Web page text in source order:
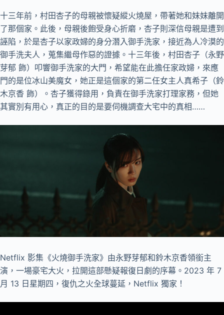
十三年前，村田杏子的母親被懷疑縱火燒屋，帶著她和妹妹離開
了那個家。此後，母親後飽受身心折磨，杏子則深信母親是遭到
誣陷，於是杏子以家政婦的身分潛入御手洗家，接近為人冷漠的
御手洗夫人，蒐集繼母作惡的證據。十三年後，村田杏子（永野
芽郁 飾）叩響御手洗家的大門，希望能在此擔任家政婦，來應
門的是位冰山美魔女，她正是這個家的第二任女主人真希子（鈴
木京香 飾）。杏子獲得錄用，負責在御手洗家打理家務，但她
其實別有用心，真正的目的是要伺機調查大宅中的真相……
Netflix 影集《火燒御手洗家》由永野芽郁和鈴木京香領銜主
演，一場豪宅大火，拉開這部懸疑報復日劇的序幕。2023 年 7
月 13 日星期四，復仇之火全球蔓延，Netflix 獨家！